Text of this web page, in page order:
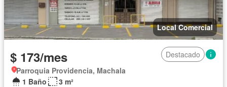
Local Comercial
$ 173/mes
Destacado
Parroquia Providencia, Machala
1 Baño
3 m²